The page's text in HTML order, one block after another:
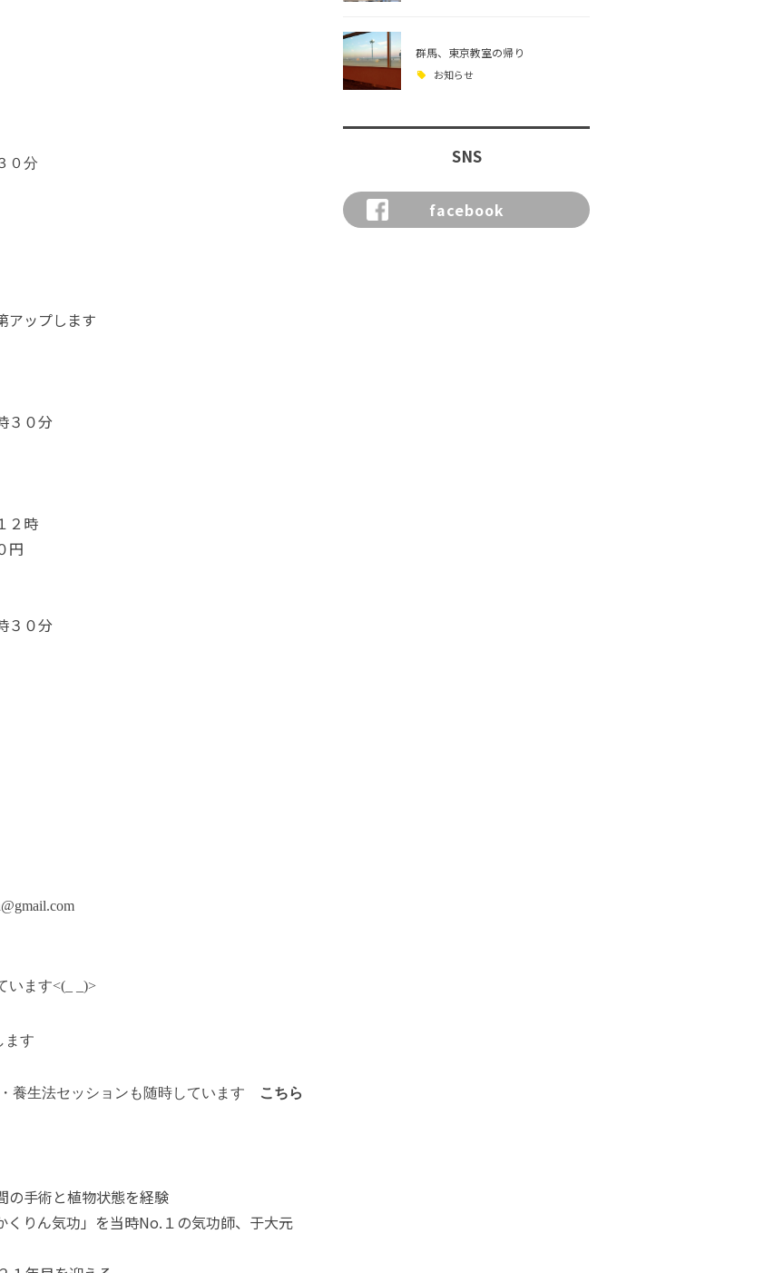
０分
ップします
３０分
２時
円
３０分
います<(_ _)>
ます
養生法セッションも随時しています
こちら
手術と植物状態を経験
りん気功」を当時No.１の気功師、于大元
群馬、東京教室の帰り
お知らせ
SNS
facebook